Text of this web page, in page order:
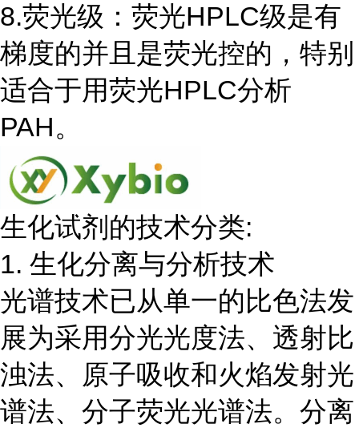
8.荧光级：荧光HPLC级是有
梯度的并且是荧光控的，特别
适合于用荧光HPLC分析
PAH。
生化试剂的技术分类:
1. 生化分离与分析技术
光谱技术已从单一的比色法发
展为采用分光光度法、透射比
浊法、原子吸收和火焰发射光
谱法、分子荧光光谱法。分离